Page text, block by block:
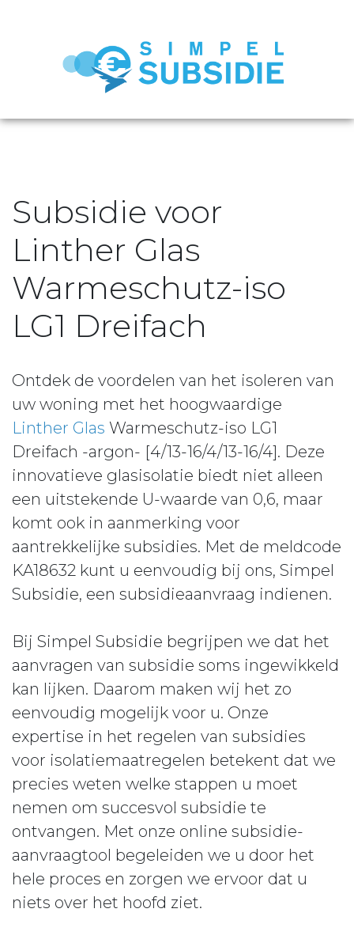
Subsidie voor
Linther Glas
Warmeschutz-iso
LG1 Dreifach
Ontdek de voordelen van het isoleren van
uw woning met het hoogwaardige
Linther Glas Warmeschutz-iso LG1
Dreifach -argon- [4/13-16/4/13-16/4]. Deze
innovatieve glasisolatie biedt niet alleen
een uitstekende U-waarde van 0,6, maar
komt ook in aanmerking voor
aantrekkelijke subsidies. Met de meldcode
KA18632 kunt u eenvoudig bij ons, Simpel
Subsidie, een subsidieaanvraag indienen.
Bij Simpel Subsidie begrijpen we dat het
aanvragen van subsidie soms ingewikkeld
kan lijken. Daarom maken wij het zo
eenvoudig mogelijk voor u. Onze
expertise in het regelen van subsidies
voor isolatiemaatregelen betekent dat we
precies weten welke stappen u moet
nemen om succesvol subsidie te
ontvangen. Met onze online subsidie-
aanvraagtool begeleiden we u door het
hele proces en zorgen we ervoor dat u
niets over het hoofd ziet.